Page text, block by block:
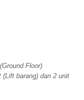
Floor)
barang) dan 2 unit